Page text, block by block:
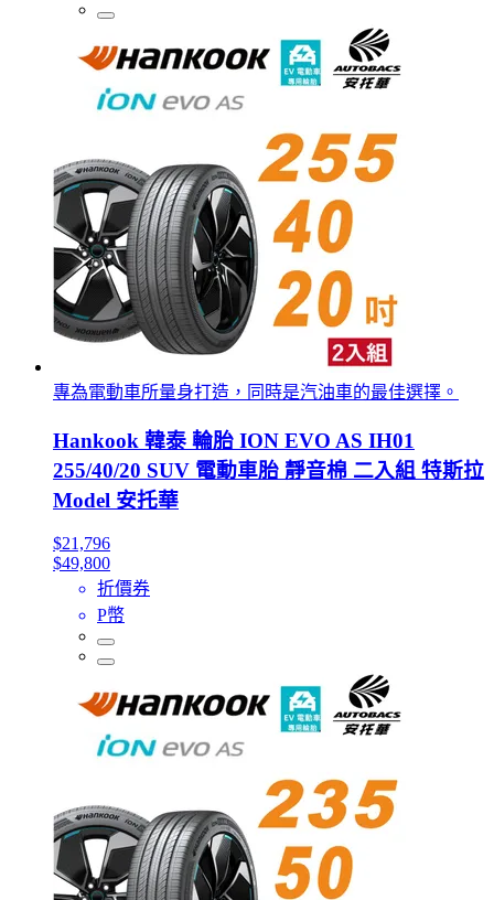
專為電動車所量身打造，同時是汽油車的最佳選擇。
Hankook 韓泰 輪胎 ION EVO AS IH01
255/40/20 SUV 電動車胎 靜音棉 二入組 特斯拉
Model 安托華
$21,796
$49,800
折價券
P幣